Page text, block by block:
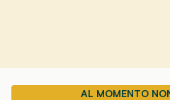
AL MOMENTO